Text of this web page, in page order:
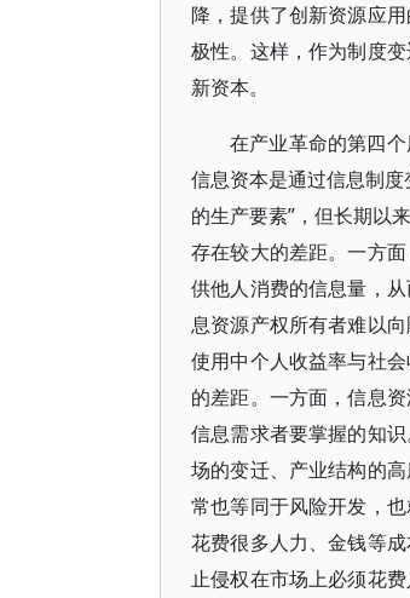
降，提供了创新资源应
极性。这样，作为制度
新资本。
在产业革命的第四
信息资本是通过信息制
的生产要素”，但长期以
存在较大的差距。一方
供他人消费的信息量，
息资源产权所有者难以
使用中个人收益率与社
的差距。一方面，信息
信息需求者要掌握的知
场的变迁、产业结构的
常也等同于风险开发，
花费很多人力、金钱等
止侵权在市场上必须花